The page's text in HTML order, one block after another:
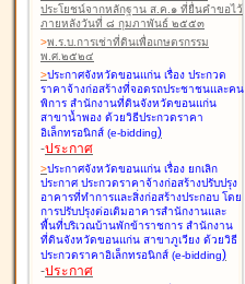
ประโยชน์จากหลักฐาน ส.ค.๑ ที่ยื่นคำขอไว้
ภายหลังวันที่ ๘ กุมภาพันธ์ ๒๕๕๓
>พ.ร.บ.การเช่าที่ดินเพื่อเกษตรกรรม
พ.ศ.๒๕๒๔
>ประกาศจังหวัดขอนแก่น เรื่อง ประกวด
ราคาจ้างก่อสร้างที่จอดรถประชาชนและคน
พิการ สำนักงานที่ดินจังหวัดขอนแก่น
สาขาน้ำพอง ด้วยวิธีประกวดราคา
อิเล็กทรอนิกส์ (e-bidding)
-ประกาศ
>ประกาศจังหวัดขอนแก่น เรื่อง ยกเลิก
ประกาศ ประกวดราคาจ้างก่อสร้างปรับปรุง
อาคารที่ทำการและสิ่งก่อสร้างประกอบ โดย
การปรับปรุงต่อเติมอาคารสำนักงานและ
พื้นที่บริเวณบ้านพักข้าราชการ สำนักงาน
ที่ดินจังหวัดขอนแก่น สาขาภูเวียง ด้วยวิธี
ประกวดราคาอิเล็กทรอนิกส์ (e-bidding)
-ประกาศ